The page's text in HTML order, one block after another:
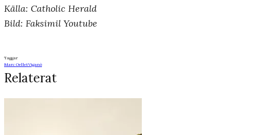
Källa: Catholic Herald
Bild: Faksimil Youtube
Taggar
Marc OelletViganò
Relaterat